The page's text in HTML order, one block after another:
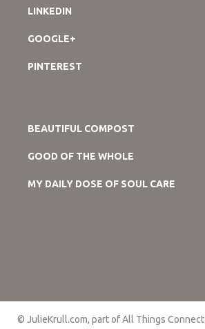
LINKEDIN
GOOGLE+
PINTEREST
BEAUTIFUL COMPOST
GOOD OF THE WHOLE
MY DAILY DOSE OF SOUL CARE
© JulieKrull.com, part of All Things